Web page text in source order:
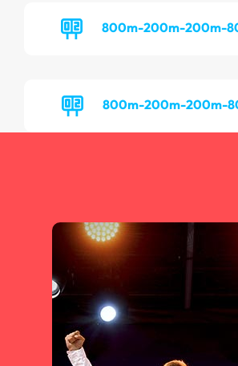
800m-200m-200m-
800m-200m-200m-